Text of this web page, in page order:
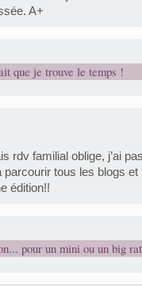
A+
que je trouve le temps !
rdv familial oblige, j’ai
parcourir tous les blogs
édition!!
pour un mini ou un big